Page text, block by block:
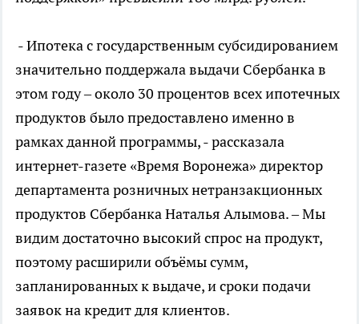
- Ипотека с государственным субсидированием
значительно поддержала выдачи Сбербанка в
этом году – около 30 процентов всех ипотечных
продуктов было предоставлено именно в
рамках данной программы, - рассказала
интернет-газете «Время Воронежа» директор
департамента розничных нетранзакционных
продуктов Сбербанка Наталья Алымова. – Мы
видим достаточно высокий спрос на продукт,
поэтому расширили объёмы сумм,
запланированных к выдаче, и сроки подачи
заявок на кредит для клиентов.